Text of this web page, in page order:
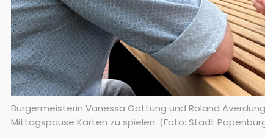
Bürgermeisterin Vanessa Gattung und Roland
Mittagspause Karten zu spielen. (Foto: Stadt